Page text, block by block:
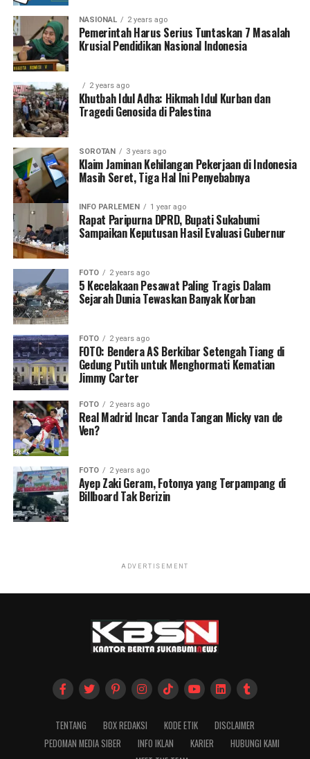
NASIONAL 2 years ago
Pemerintah Harus Serius Tuntaskan 7 Masalah
Krusial Pendidikan Nasional Indonesia
2 years ago
Khutbah Idul Adha: Hikmah Idul Kurban dan
Tragedi Genosida di Palestina
SOROTAN 3 years ago
Klaim Jaminan Kehilangan Pekerjaan di Indonesia
Masih Seret, Tiga Hal Ini Penyebabnya
INFO PARLEMEN 1 year ago
Rapat Paripurna DPRD, Bupati Sukabumi
Sampaikan Keputusan Hasil Evaluasi Gubernur
FOTO 2 years ago
5 Kecelakaan Pesawat Paling Tragis Dalam
Sejarah Dunia Tewaskan Banyak Korban
FOTO 2 years ago
FOTO: Bendera AS Berkibar Setengah Tiang di
Gedung Putih untuk Menghormati Kematian
Jimmy Carter
FOTO 2 years ago
Real Madrid Incar Tanda Tangan Micky van de
Ven?
FOTO 2 years ago
Ayep Zaki Geram, Fotonya yang Terpampang di
Billboard Tak Berizin
ADVERTISEMENT
TENTANG BOX REDAKSI KODE ETIK
DISCLAIMER
PEDOMAN MEDIA SIBER
INFO IKLAN KARIER
HUBUNGI KAMI